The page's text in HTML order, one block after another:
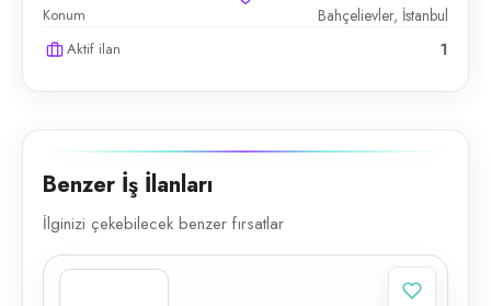
Konum Bahçelievler, İstanbul
Aktif ilan 1
Benzer İş İlanları
İlginizi çekebilecek benzer fırsatlar